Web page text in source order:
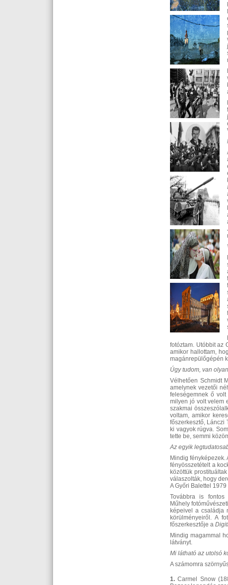
fotóztam. Utóbbit az
amikor hallottam,
magánrepülőgépén
Úgy tudom, van
Vélhetően Schmidt
amelynek vezetői
feleségemnek ő
milyen jó volt velem
szakmai
voltam, amikor
főszerkesztő, Lánczi
ki vagyok rúgva.
tette be, semmi
Az egyik
Mindig fényképezek.
fényösszetételt a
közöttük
válaszolták, hogy
A Győri Balettel
Továbbra is
Műhely
képeivel a családja
körülményeiről. A
főszerkesztője a
Mindig magammal
látványt.
Mi látható az utolsó
A számomra
1. Carmel Snow